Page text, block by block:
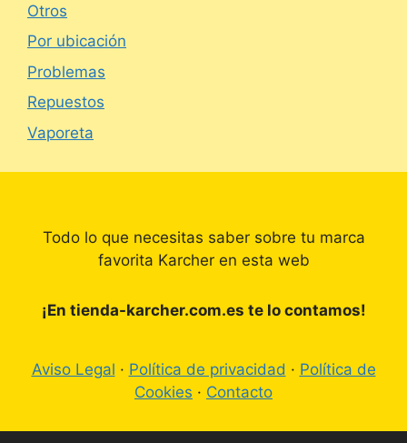
Otros
Por ubicación
Problemas
Repuestos
Vaporeta
Todo lo que necesitas saber sobre tu marca
favorita Karcher en esta web
¡En tienda-karcher.com.es te lo contamos!
Aviso Legal · Política de privacidad · Política de
Cookies · Contacto